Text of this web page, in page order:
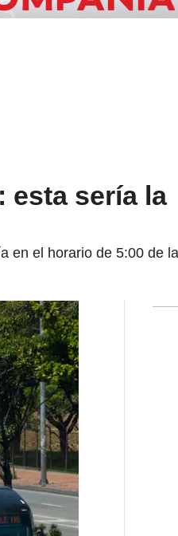
esta sería la
en el horario de 5:00 de